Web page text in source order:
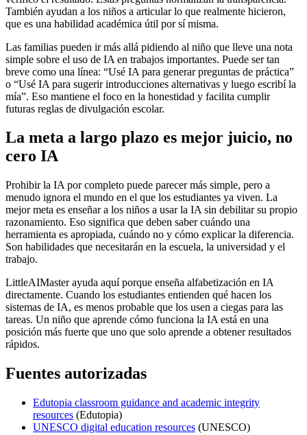
También ayudan a los niños a articular lo que realmente hicieron,
que es una habilidad académica útil por sí misma.
Las familias pueden ir más allá pidiendo al niño que lleve una nota
simple sobre el uso de IA en trabajos importantes. Puede ser tan
breve como una línea: “Usé IA para generar preguntas de práctica”
o “Usé IA para sugerir introducciones alternativas y luego escribí la
mía”. Eso mantiene el foco en la honestidad y facilita cumplir
futuras reglas de divulgación escolar.
La meta a largo plazo es mejor juicio, no
cero IA
Prohibir la IA por completo puede parecer más simple, pero a
menudo ignora el mundo en el que los estudiantes ya viven. La
mejor meta es enseñar a los niños a usar la IA sin debilitar su propio
razonamiento. Eso significa que deben saber cuándo una
herramienta es apropiada, cuándo no y cómo explicar la diferencia.
Son habilidades que necesitarán en la escuela, la universidad y el
trabajo.
LittleAIMaster ayuda aquí porque enseña alfabetización en IA
directamente. Cuando los estudiantes entienden qué hacen los
sistemas de IA, es menos probable que los usen a ciegas para las
tareas. Un niño que aprende cómo funciona la IA está en una
posición más fuerte que uno que solo aprende a obtener resultados
rápidos.
Fuentes autorizadas
Edutopia classroom guidance and academic integrity
resources (Edutopia)
UNESCO digital education resources (UNESCO)